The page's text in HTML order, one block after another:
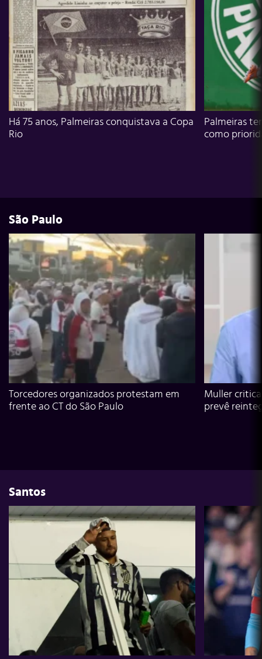
Há 75 anos, Palmeiras conquistava a Copa
Rio
Palmeiras
como
São Paulo
Torcedores organizados protestam em
frente ao CT do São Paulo
Muller
prevê
Santos